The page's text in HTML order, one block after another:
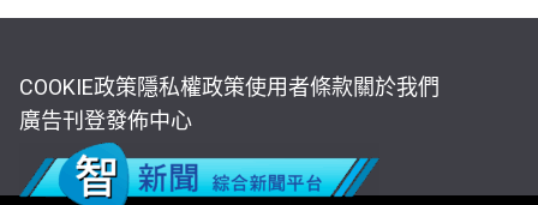
COOKIE政策隱私權政策使用者條款關於我們
廣告刊登發佈中心